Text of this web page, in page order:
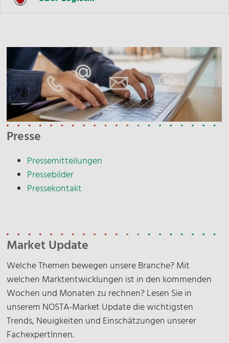
Presse
Pressemitteilungen
Pressebilder
Pressekontakt
Market Update
Welche Themen bewegen unsere Branche? Mit
welchen Marktentwicklungen ist in den kommenden
Wochen und Monaten zu rechnen? Lesen Sie in
unserem NOSTA-Market Update die wichtigsten
Trends, Neuigkeiten und Einschätzungen unserer
FachexpertInnen.